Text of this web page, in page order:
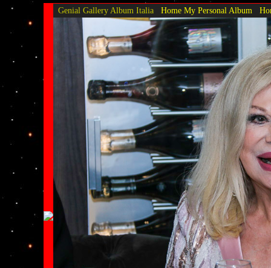
Genial Gallery Album Italia Home My Personal Album